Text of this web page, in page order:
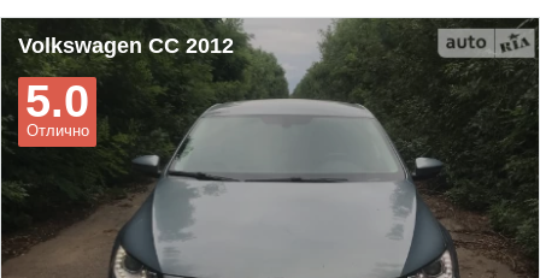
Volkswagen CC 2012
Отлично
5.0